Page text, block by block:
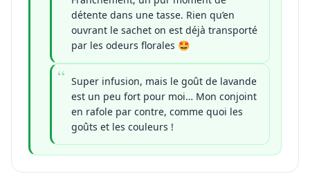
détente dans une tasse. Rien qu’en
ouvrant le sachet on est déjà transporté
par les odeurs florales 🤩
Super infusion, mais le goût de lavande
est un peu fort pour moi… Mon conjoint
en rafole par contre, comme quoi les
goûts et les couleurs !